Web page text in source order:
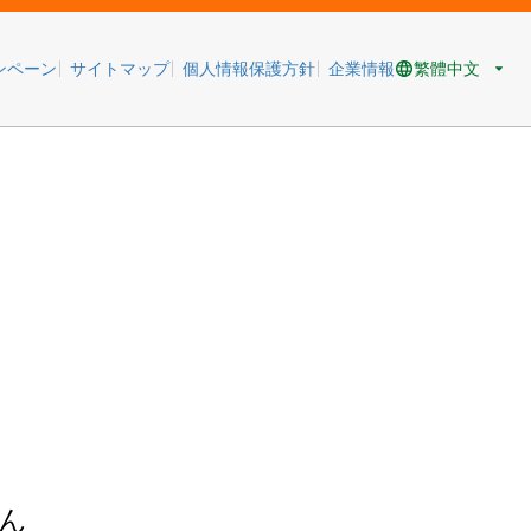
ペーン サイトマップ 個人情報保護方針 企業情報 繁體中文